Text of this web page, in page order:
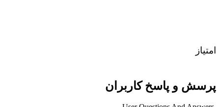
امتیاز
پرسش و پاسخ کاربران